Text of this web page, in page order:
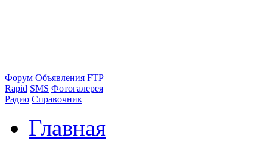
Форум Объявления FTP
Rapid SMS Фотогалерея
Радио Справочник
Главная